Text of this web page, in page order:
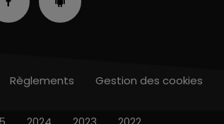
Règlements Gestion des cookies